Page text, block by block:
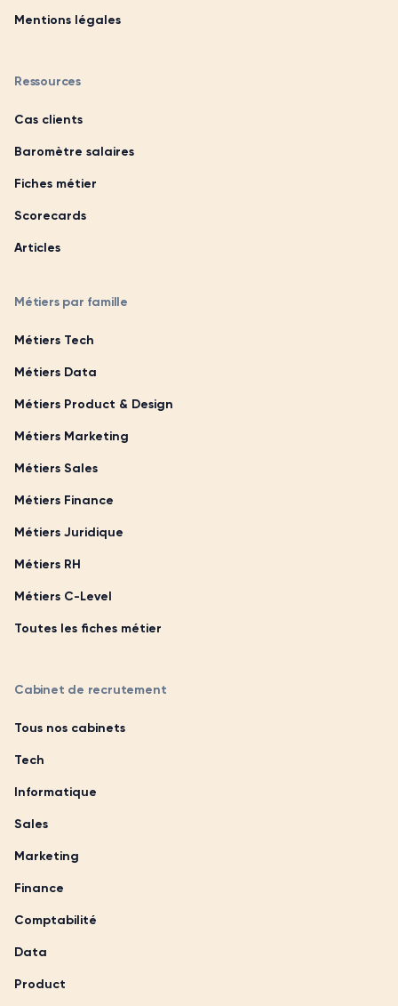
Mentions légales
Ressources
Cas clients
Baromètre salaires
Fiches métier
Scorecards
Articles
Métiers par famille
Métiers Tech
Métiers Data
Métiers Product & Design
Métiers Marketing
Métiers Sales
Métiers Finance
Métiers Juridique
Métiers RH
Métiers C-Level
Toutes les fiches métier
Cabinet de recrutement
Tous nos cabinets
Tech
Informatique
Sales
Marketing
Finance
Comptabilité
Data
Product